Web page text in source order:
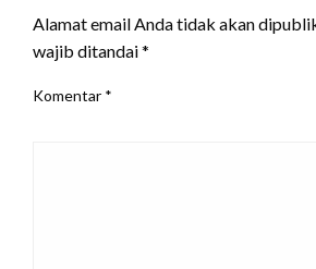
Alamat email Anda tidak akan
wajib ditandai*
Komentar *